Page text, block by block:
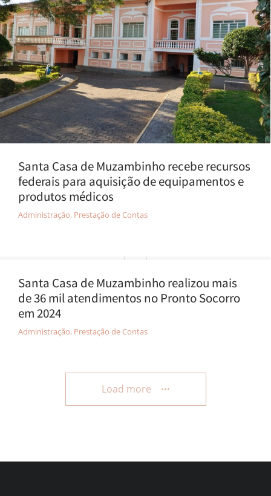
Santa Casa de Muzambinho recebe recursos
federais para aquisição de equipamentos e
produtos médicos
Administração, Prestação de Contas
Santa Casa de Muzambinho realizou mais
de 36 mil atendimentos no Pronto Socorro
em 2024
Administração, Prestação de Contas
Load more